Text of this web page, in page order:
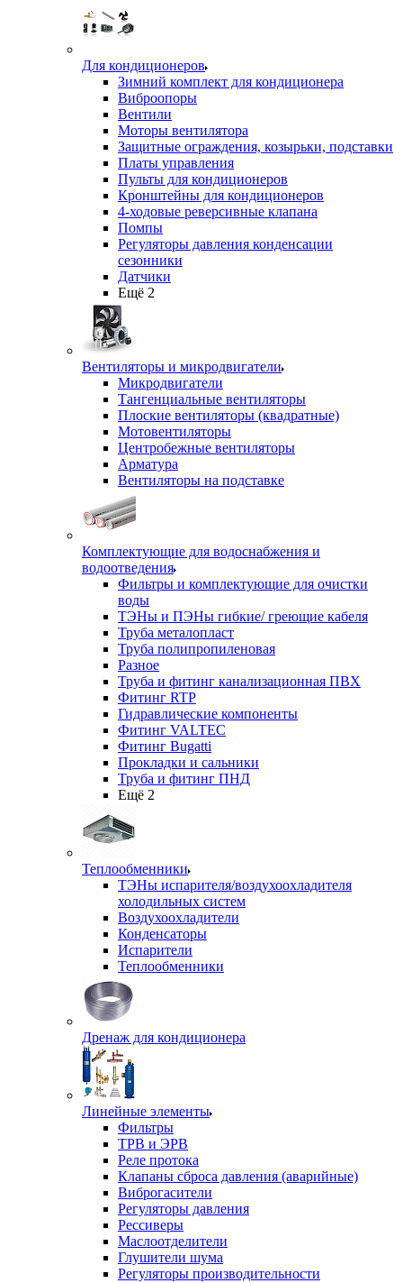
Для кондиционеров
Зимний комплект для кондиционера
Виброопоры
Вентили
Моторы вентилятора
Защитные ограждения, козырьки, подставки
Платы управления
Пульты для кондиционеров
Кронштейны для кондиционеров
4-ходовые реверсивные клапана
Помпы
Регуляторы давления конденсации
сезонники
Датчики
Ещё 2
Вентиляторы и микродвигатели
Микродвигатели
Тангенциальные вентиляторы
Плоские вентиляторы (квадратные)
Мотовентиляторы
Центробежные вентиляторы
Арматура
Вентиляторы на подставке
Комплектующие для водоснабжения и
водоотведения
Фильтры и комплектующие для очистки
воды
ТЭНы и ПЭНы гибкие/ греющие кабеля
Труба металопласт
Труба полипропиленовая
Разное
Труба и фитинг канализационная ПВХ
Фитинг RTP
Гидравлические компоненты
Фитинг VALTEC
Фитинг Bugatti
Прокладки и сальники
Труба и фитинг ПНД
Ещё 2
Теплообменники
ТЭНы испарителя/воздухоохладителя
холодильных систем
Воздухоохладители
Конденсаторы
Испарители
Теплообменники
Дренаж для кондиционера
Линейные элементы
Фильтры
ТРВ и ЭРВ
Реле протока
Клапаны сброса давления (аварийные)
Виброгасители
Регуляторы давления
Рессиверы
Маслоотделители
Глушители шума
Регуляторы производительности